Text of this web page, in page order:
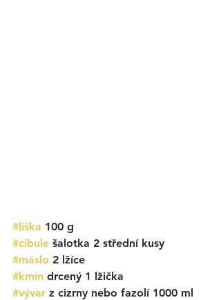
#liška 100 g
#cibule šalotka 2 střední kusy
#máslo 2 lžíce
#kmín drcený 1 lžička
#vývar z cizrny nebo fazolí 1000 ml